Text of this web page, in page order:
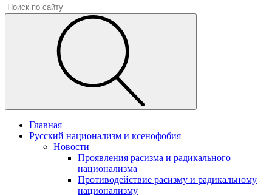
Главная
Русский национализм и ксенофобия
Новости
Проявления расизма и радикального
национализма
Противодействие расизму и радикальному
национализму